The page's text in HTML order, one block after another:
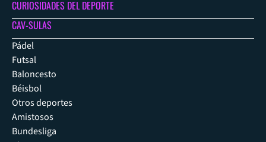
CURIOSIDADES DEL DEPORTE
CAV-SULAS
Pádel
Futsal
Baloncesto
Béisbol
Otros deportes
Amistosos
Bundesliga